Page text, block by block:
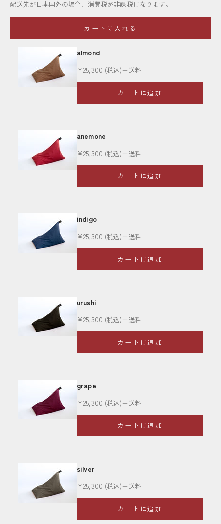
配送先が日本国外の場合、消費税が非課税になります。
カートに入れる
almond
セール価格
¥25,300 (税込)＋送料
カートに追加
anemone
セール価格
¥25,300 (税込)＋送料
カートに追加
indigo
セール価格
¥25,300 (税込)＋送料
カートに追加
urushi
セール価格
¥25,300 (税込)＋送料
カートに追加
grape
セール価格
¥25,300 (税込)＋送料
カートに追加
silver
セール価格
¥25,300 (税込)＋送料
カートに追加